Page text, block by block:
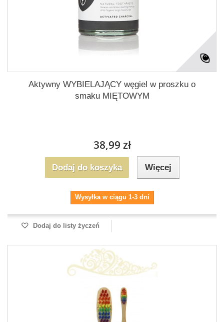
Aktywny WYBIELAJĄCY węgiel w proszku o
smaku MIĘTOWYM
38,99 zł
Dodaj do koszyka Więcej
Wysyłka w ciągu 1-3 dni
Dodaj do listy życzeń